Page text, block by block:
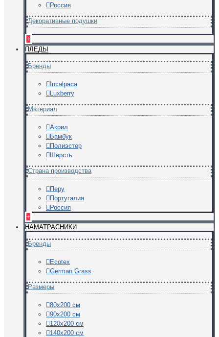
Россия
Декоративные подушки
+
ПЛЕДЫ
Бренды
Incalpaca
Luxberry
Материал
Акрил
Бамбук
Полиэстер
Шерсть
Страна производства
Перу
Португалия
Россия
+
НАМАТРАСНИКИ
Бренды
Ecotex
German Grass
Размеры
80х200 см
90х200 см
120х200 см
140х200 см